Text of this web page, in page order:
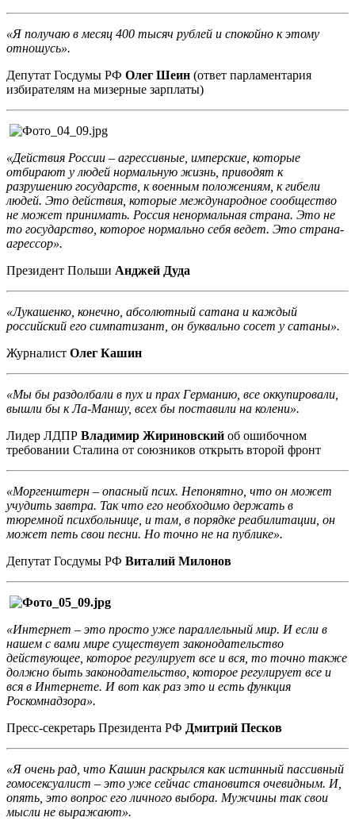
«Я получаю в месяц 400 тысяч рублей и спокойно к этому
отношусь».
Депутат Госдумы РФ Олег Шеин (ответ парламентария
избирателям на мизерные зарплаты)
«Действия России – агрессивные, имперские, которые
отбирают у людей нормальную жизнь, приводят к
разрушению государств, к военным положениям, к гибели
людей. Это действия, которые международное сообщество
не может принимать. Россия ненормальная страна. Это не
то государство, которое нормально себя ведет. Это страна-
агрессор».
Президент Польши Анджей Дуда
«Лукашенко, конечно, абсолютный сатана и каждый
российский его симпатизант, он буквально сосет у сатаны».
Журналист Олег Кашин
«Мы бы раздолбали в пух и прах Германию, все оккупировали,
вышли бы к Ла-Маншу, всех бы поставили на колени».
Лидер ЛДПР Владимир Жириновский об ошибочном
требовании Сталина от союзников открыть второй фронт
«Моргенштерн – опасный псих. Непонятно, что он может
учудить завтра. Так что его необходимо держать в
тюремной психбольнице, и там, в порядке реабилитации, он
может петь свои песни. Но точно не на публике».
Депутат Госдумы РФ Виталий Милонов
«Интернет – это просто уже параллельный мир. И если в
нашем с вами мире существует законодательство
действующее, которое регулирует все и вся, то точно также
должно быть законодательство, которое регулирует все и
вся в Интернете. И вот как раз это и есть функция
Роскомнадзора».
Пресс-секретарь Президента РФ Дмитрий Песков
«Я очень рад, что Кашин раскрылся как истинный пассивный
гомосексуалист – это уже сейчас становится очевидным. И,
опять, это вопрос его личного выбора. Мужчины так свои
мысли не выражают».